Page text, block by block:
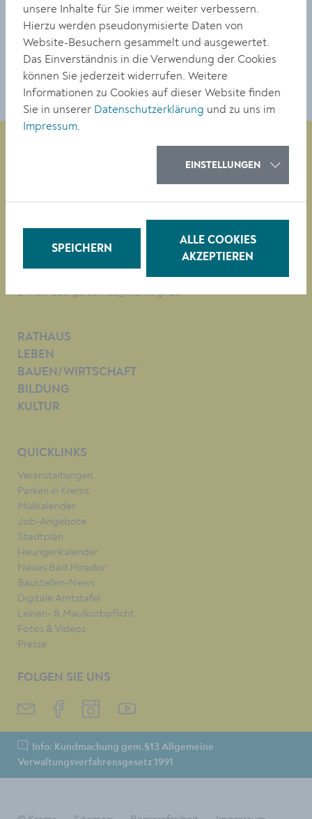
Weitere Informationen:www.krems.at/musikschule
TEILEN
E-mail:buergerservice@krems.gv.at
RATHAUS
LEBEN
BAUEN/WIRTSCHAFT
BILDUNG
KULTUR
QUICKLINKS
Veranstaltungen
Parken in Krems
Müllkalender
Job-Angebote
Stadtplan
Heurigenkalender
Neues Bad Mirador
Baustellen-News
Digitale Amtstafel
Leinen- & Maulkorbpflicht
Fotos & Videos
Presse
FOLGEN SIE UNS
Info: Kundmachung gem.§13 Allgemeine
Verwaltungsverfahrensgesetz 1991
unsere Inhalte für Sie immer weiter verbessern.
Hierzu werden pseudonymisierte Daten von
Website-Besuchern gesammelt und ausgewertet.
Das Einverständnis in die Verwendung der Cookies
können Sie jederzeit widerrufen. Weitere
Informationen zu Cookies auf dieser Website finden
Sie in unserer Datenschutzerklärung und zu uns im
Impressum.
EINSTELLUNGEN
SPEICHERN
ALLE COOKIES
AKZEPTIEREN